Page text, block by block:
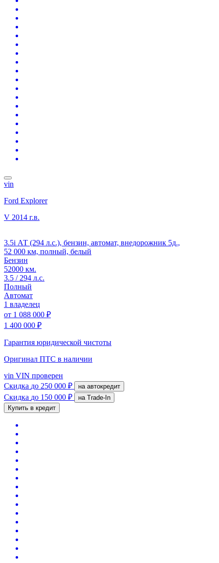
vin
Ford Explorer
V 2014 г.в.
3.5i АТ (294 л.с.), бензин, автомат, внедорожник 5д.,
52 000 км, полный, белый
Бензин
52000 км.
3.5 / 294 л.с.
Полный
Автомат
1 владелец
от 1 088 000 ₽
1 400 000 ₽
Гарантия юридической чистоты
Оригинал ПТС в наличии
vin VIN проверен
Скидка до 250 000 ₽ на автокредит
Скидка до 150 000 ₽
на Trade-In
Купить в кредит